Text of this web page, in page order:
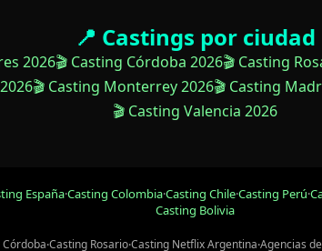
📍 Castings por ciudad
2026🎬 Casting Córdoba 2026🎬 Casting
🎬 Casting Monterrey 2026🎬 Casting
🎬 Casting Valencia 2026
España·Casting Colombia·Casting Chile·Casting Perú·
Casting Bolivia
·Casting Rosario·Casting Netflix Argentina·Agencias